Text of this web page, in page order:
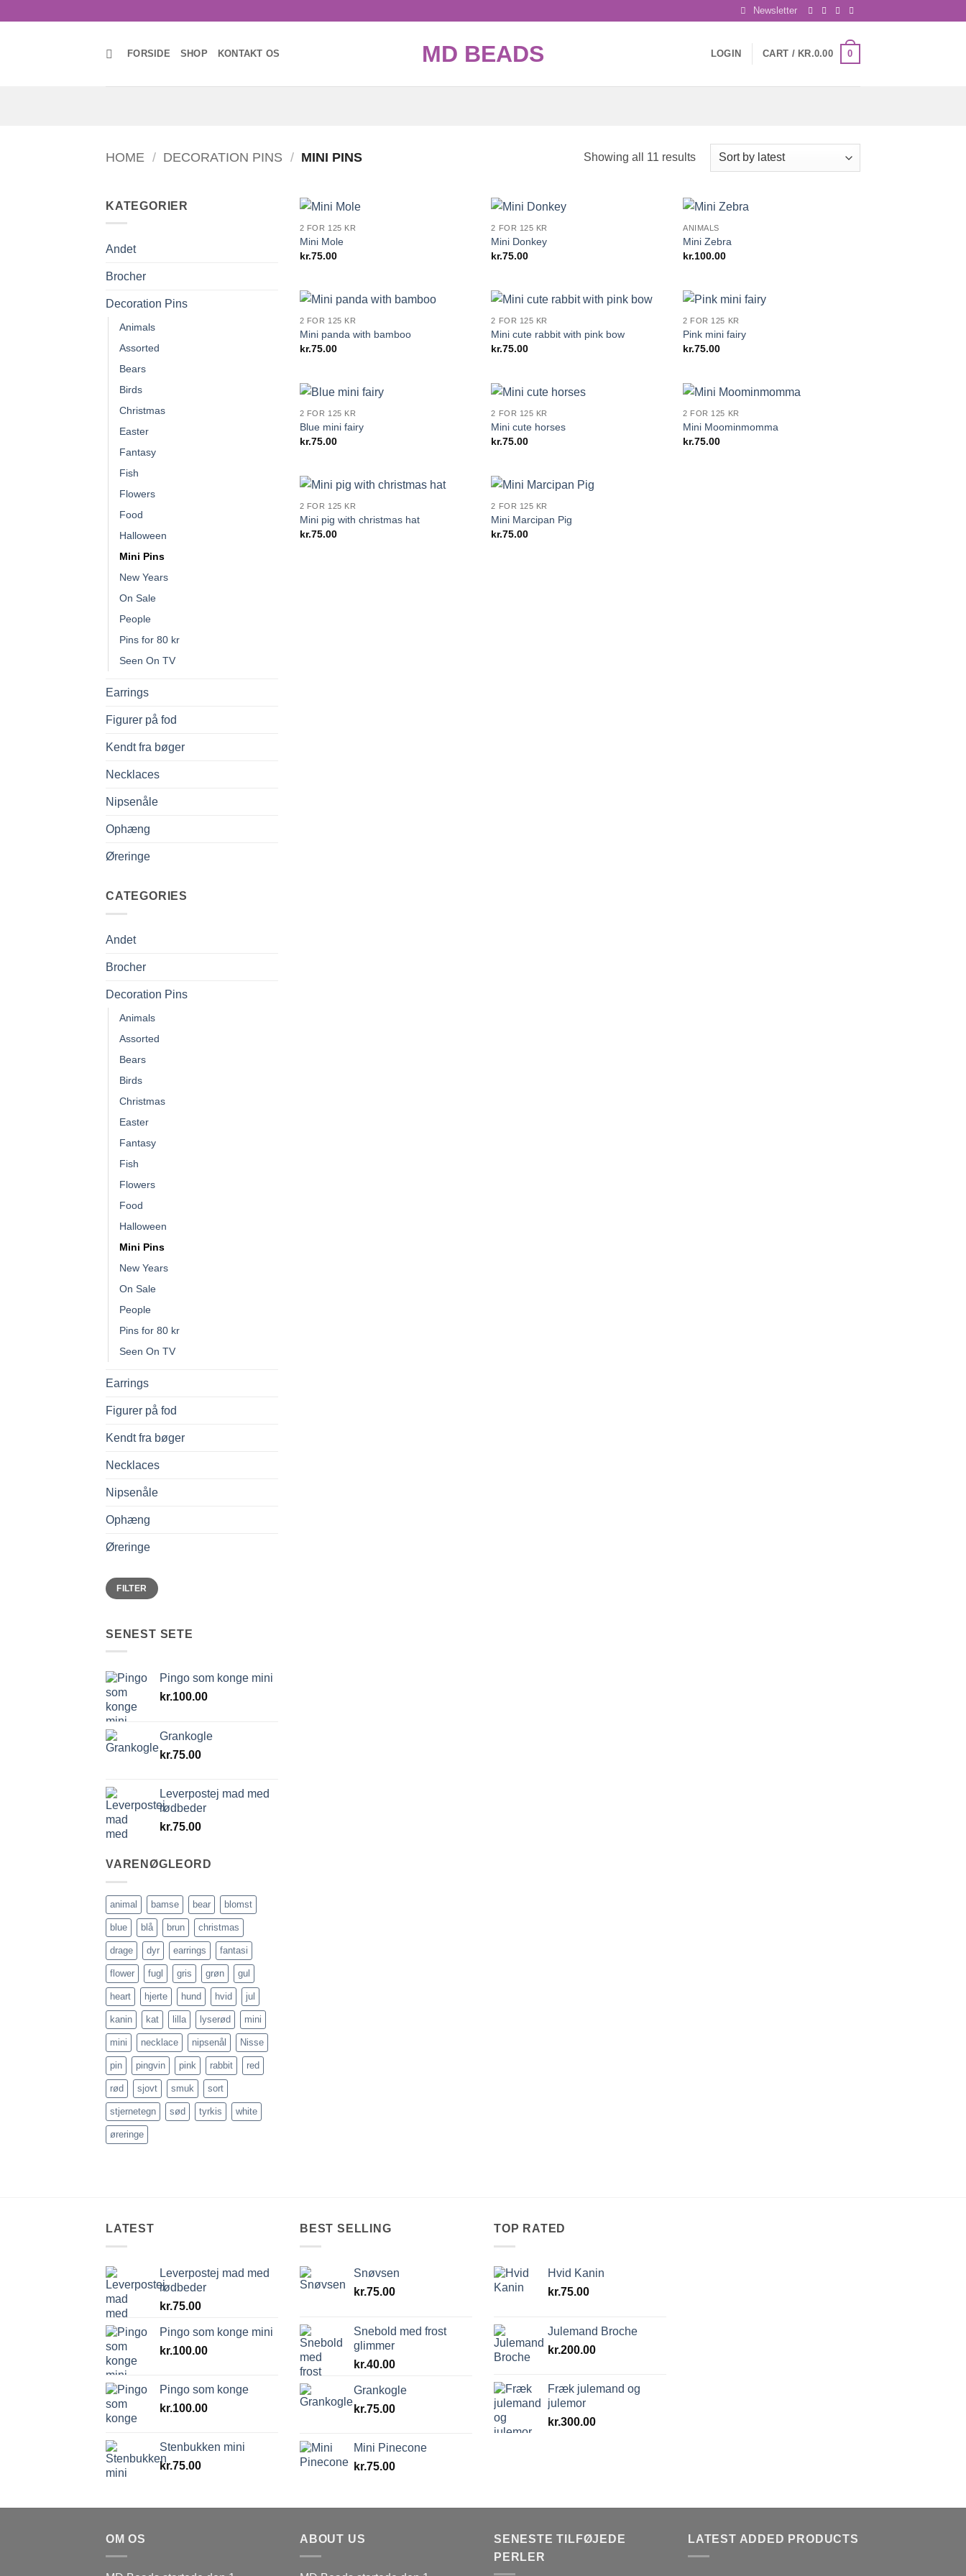
Newsletter
MD BEADS
FORSIDE SHOP KONTAKT OS LOGIN CART / KR.0.00 0
HOME / DECORATION PINS / MINI PINS Showing all 11 resultsSorted
KATEGORIER
Andet
Brocher
Decoration Pins
Animals
Assorted
Bears
Birds
Christmas
Easter
Fantasy
Fish
Flowers
Food
Halloween
Mini Pins
New Years
On Sale
People
Pins for 80 kr
Seen On TV
Earrings
Figurer på fod
Kendt fra bøger
Necklaces
Nipsenåle
Ophæng
Øreringe
CATEGORIES
Andet
Brocher
Decoration Pins
Animals
Assorted
Bears
Birds
Christmas
Easter
Fantasy
Fish
Flowers
Food
Halloween
Mini Pins
New Years
On Sale
People
Pins for 80 kr
Seen On TV
Earrings
Figurer på fod
Kendt fra bøger
Necklaces
Nipsenåle
Ophæng
Øreringe
Min
price
Max
priceFILTER
SENEST SETE
Pingo som konge mini
kr.100.00
Grankogle
kr.75.00
Leverpostej mad med
rødbeder
kr.75.00
VARENØGLEORD
animal bamse bear blomst
blue blå brun christmas
drage dyr earrings fantasi
flower fugl gris grøn gul
heart hjerte hund hvid jul
kanin kat lilla lyserød mini
mini necklace nipsenål Nisse
pin pingvin pink rabbit red
rød sjovt smuk sort
stjernetegn sød tyrkis white
øreringe
2 FOR 125 KR
Mini Mole
kr.75.00
2 FOR 125 KR
Mini Donkey
kr.75.00
ANIMALS
Mini Zebra
kr.100.00
2 FOR 125 KR
Mini panda with bamboo
kr.75.00
2 FOR 125 KR
Mini cute rabbit with pink bow
kr.75.00
2 FOR 125 KR
Pink mini fairy
kr.75.00
2 FOR 125 KR
Blue mini fairy
kr.75.00
2 FOR 125 KR
Mini cute horses
kr.75.00
2 FOR 125 KR
Mini Moominmomma
kr.75.00
2 FOR 125 KR
Mini pig with christmas hat
kr.75.00
2 FOR 125 KR
Mini Marcipan Pig
kr.75.00
LATEST
Leverpostej mad med
rødbeder
kr.75.00
Pingo som konge mini
kr.100.00
Pingo som konge
kr.100.00
Stenbukken mini
kr.75.00
BEST SELLING
Snøvsen
kr.75.00
Snebold med frost
glimmer
kr.40.00
Grankogle
kr.75.00
Mini Pinecone
kr.75.00
TOP RATED
Hvid Kanin
kr.75.00
Julemand Broche
kr.200.00
Fræk julemand og
julemor
kr.300.00
OM OS ABOUT US
SENESTE TILFØJEDE
PERLER
LATEST ADDED PRODUCTS